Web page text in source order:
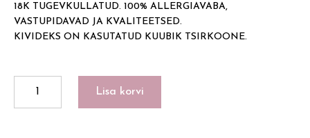
18K TUGEVKULLATUD. 100% ALLERGIAVABA,
VASTUPIDAVAD JA KVALITEETSED.
KIVIDEKS ON KASUTATUD KUUBIK TSIRKOONE.
Lisa korvi